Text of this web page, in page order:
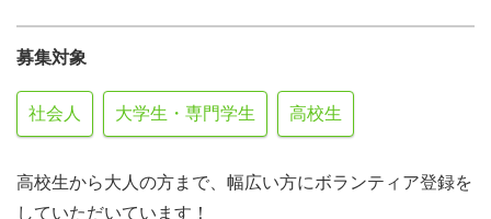
募集対象
社会人 大学生・専門学生 高校生
高校生から大人の方まで、幅広い方にボランティア登録を
していただいています！